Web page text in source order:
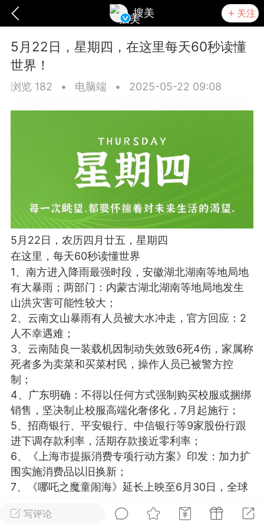
搜美 关注
爆汗熊 卡卡动能素 无创溶斑术
美业357 芯诗妍 卡卡美业
每次200金币 点击购买
师 小熊水光
脂
卡卡动能素
皇斯普拉雅
建术
DRYY面膜 微晶溶斑术
爆款平台 Lv.8 靓号
加盟商
26 23:18
电脑端 美业资讯
闪充小白罐
本/双效闪充，养出紧致小白脸！一、项
充小白罐 = 闪充大白肌（仪器）× 草本
产品）×极光嫩肤啫喱（产品）这是一套
护...写评论
5月22日，星期四，在这里每天60秒读懂
世界！
浏览 182 • 电脑端 • 2025-05-22 09:08
5月22日，农历四月廿五，星期四
在这里，每天60秒读懂世界
1、南方进入降雨最强时段，安徽湖北湖南等地局地
有大暴雨；两部门：内蒙古湖北湖南等地局地发生
山洪灾害可能性较大；
2、云南文山暴雨有人员被大水冲走，官方回应：2
人不幸遇难；
3、云南陆良一装载机因制动失效致6死4伤，家属称
死者多为卖菜和买菜村民，操作人员已被警方控
制；
4、广东明确：不得以任何方式强制购买校服或捆绑
销售，坚决制止校服高端化奢侈化，7月起施行；
5、招商银行、平安银行、中信银行等9家股份行跟
进下调存款利率，活期存款接近零利率；
6、《上海市提振消费专项行动方案》印发：加力扩
围实施消费品以旧换新；
7、《哪吒之魔童闹海》延长上映至6月30日，全球
8、八部门：支持符合条件的小微企业在新三板挂